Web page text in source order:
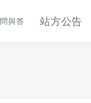
問與答 站方公告